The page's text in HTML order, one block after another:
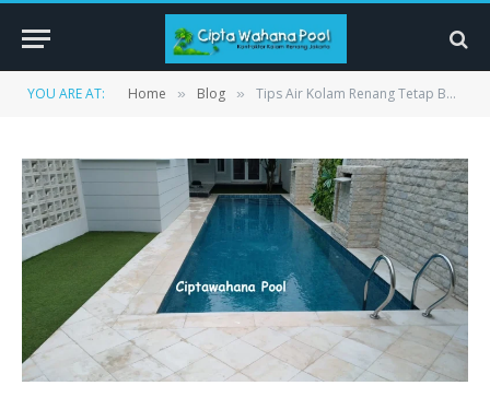
YOU ARE AT: Home » Blog » Tips Air Kolam Renang Tetap Bersih, Jernih dan Bening